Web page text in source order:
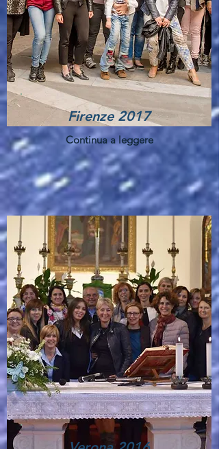
Firenze 2017
Continua a leggere